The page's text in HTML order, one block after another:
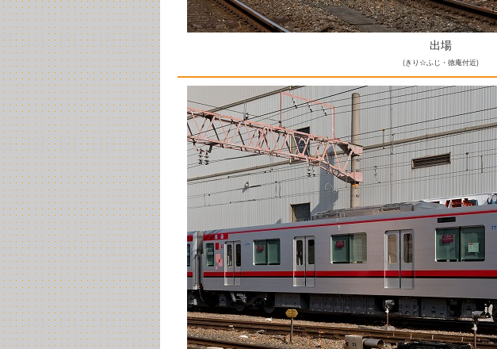
出場
(きり☆ふじ・徳庵付近)